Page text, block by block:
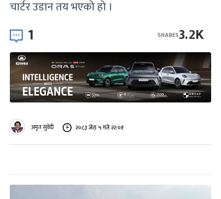
चार्टर उडान तय भएको हो ।
1 3.2K
SHARES
अमृत सुवेदी २०८३ जेठ ५ गते २२:०१